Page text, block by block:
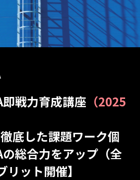
即戦力育成講座 （2025
底した課題ワーク個
総合力をアップ（全
ット開催】